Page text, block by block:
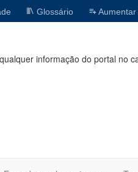
Glossário Aumentar
informação do portal no